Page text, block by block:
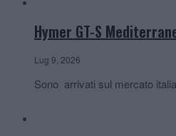
Hymer GT-S
Lug 9, 2026
Sono arrivati sul mercato